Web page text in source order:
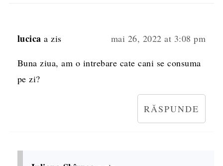
lucica a zis mai 26, 2022 at 3:08 pm
Buna ziua, am o intrebare cate cani se consuma
pe zi?
RĂSPUNDE